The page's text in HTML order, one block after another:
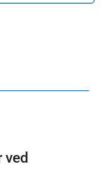
ved